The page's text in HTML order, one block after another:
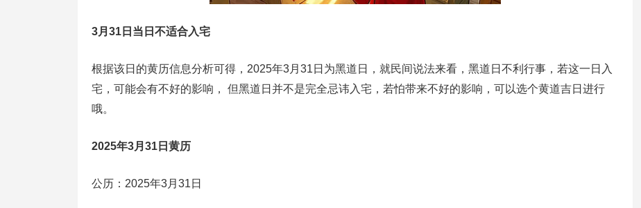
3月31日当日不适合入宅
根据该日的黄历信息分析可得，2025年3月31日为黑道日，就民间说法来看，黑道日不利行事，若这一日入
宅，可能会有不好的影响， 但黑道日并不是完全忌讳入宅，若怕带来不好的影响，可以选个黄道吉日进行
哦。
2025年3月31日黄历
公历：2025年3月31日